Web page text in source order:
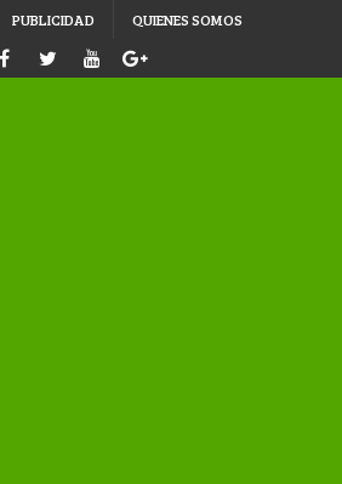
PUBLICIDAD QUIENES SOMOS